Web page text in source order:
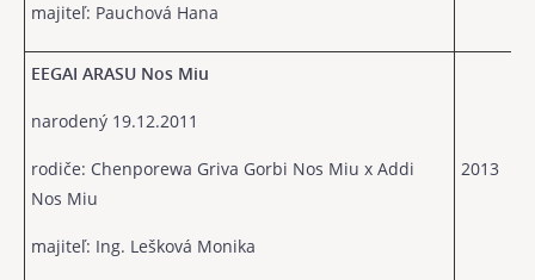
majiteľ: Pauchová Hana
EEGAI ARASU Nos Miu
narodený 19.12.2011
rodiče: Chenporewa Griva Gorbi Nos Miu x Addi
Nos Miu
majiteľ: Ing. Lešková Monika
2013